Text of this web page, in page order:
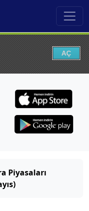
AÇ
Piyasaları